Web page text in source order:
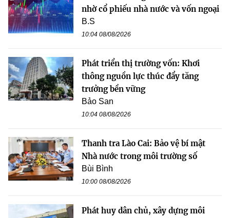
nhờ cổ phiếu nhà nước và vốn ngoại
B.S
10:04 08/08/2026
Phát triển thị trường vốn: Khơi
thông nguồn lực thúc đẩy tăng
trưởng bền vững
Bảo San
10:04 08/08/2026
Thanh tra Lào Cai: Bảo vệ bí mật
Nhà nước trong môi trường số
Bùi Bình
10:00 08/08/2026
Phát huy dân chủ, xây dựng môi